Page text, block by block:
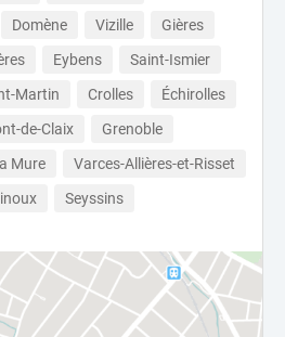
Domène Vizille
Gières
Eybens
Saint-Ismier
Martin
Crolles
Échirolles
de-Claix
Grenoble
Mure
Varces-Allières-et-Risset
Seyssins